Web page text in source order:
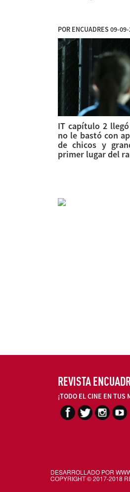
POR ENCUADRES 09-
IT capítulo 2
no le bastó con
de chicos y
primer lugar del
REVISTA
¡TODO EL CINE EN TUS
DESARROLLADO POR
COPYRIGHT © 2017-2018